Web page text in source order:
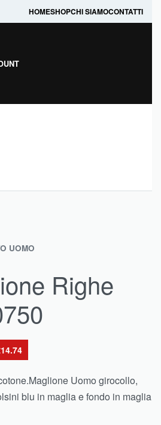
HOMESHOPCHI SIAMOCONTATTI
UOMO
Righe
Uomo girocollo,
blu in maglia e fondo in maglia